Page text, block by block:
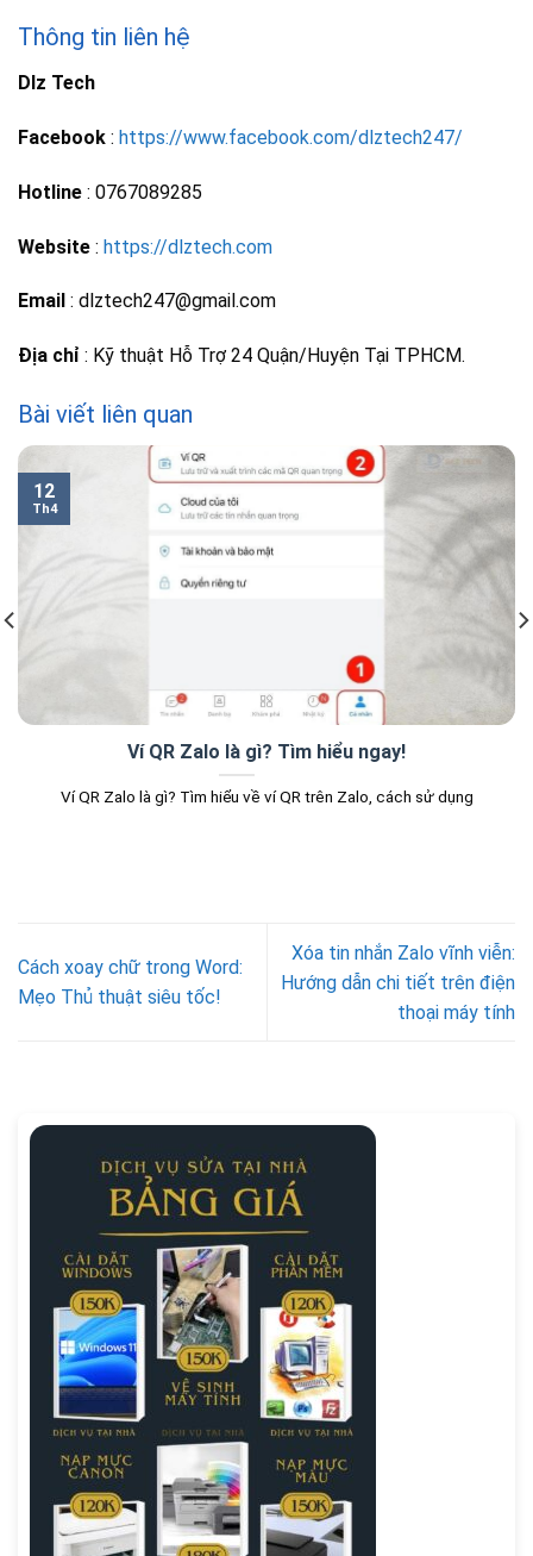
Thông tin liên hệ
Dlz Tech
Facebook : https://www.facebook.com/dlztech247/
Hotline : 0767089285
Website : https://dlztech.com
Email : dlztech247@gmail.com
Địa chỉ : Kỹ thuật Hỗ Trợ 24 Quận/Huyện Tại TPHCM.
Bài viết liên quan
Ví QR Zalo là gì? Tìm hiểu ngay!
Ví QR Zalo là gì? Tìm hiểu về ví QR trên Zalo, cách sử dụng
12
Th4
Cách xoay chữ trong Word:
Mẹo Thủ thuật siêu tốc!
Xóa tin nhắn Zalo vĩnh viễn:
Hướng dẫn chi tiết trên điện
thoại máy tính